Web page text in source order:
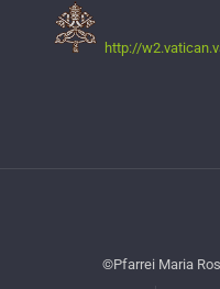
http://
©Pfarrei Maria